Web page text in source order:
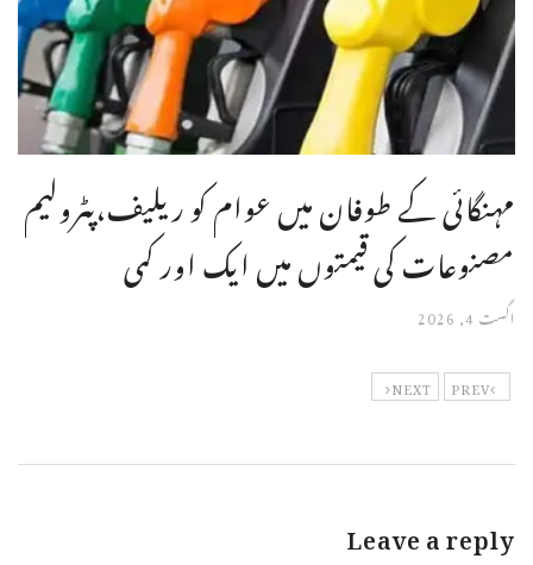
مہنگائی کے طوفان میں عوام کو ریلیف،پٹرولیم
مصنوعات کی قیمتوں میں ایک اور کمی
اگست 4, 2026
PREV
NEXT
Leave a reply